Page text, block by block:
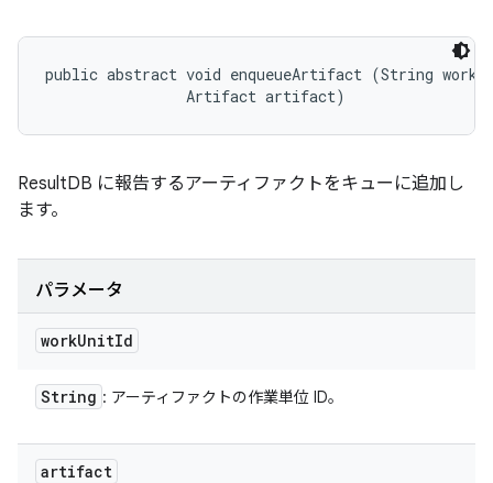
public abstract void enqueueArtifact (String
                Artifact artifact)
ResultDB に報告するアーティファクトをキューに追加し
ます。
パラメータ
workUnitId
String : アーティファクトの作業単位 ID。
artifact